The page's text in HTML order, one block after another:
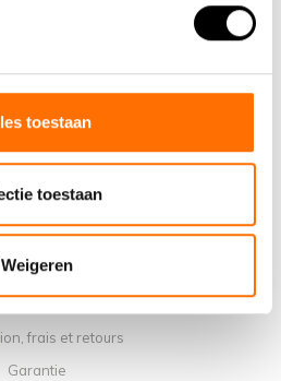
toestaan
toestaan
Weigeren
de vente
d'instruction
et conditions
de confidentialité
frais et retours
Garantie